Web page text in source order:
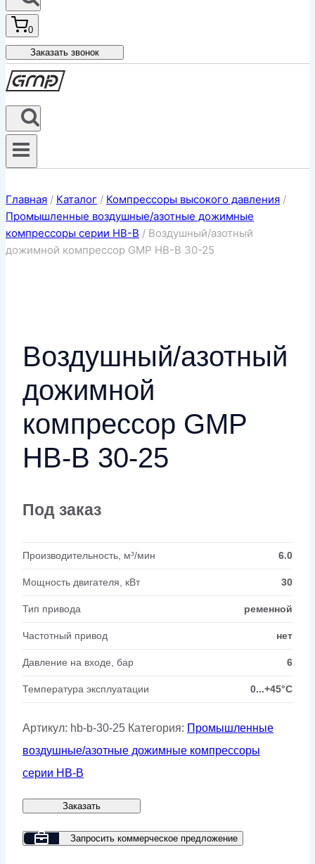
0
Заказать звонок
Главная / Каталог / Компрессоры высокого давления /
Промышленные воздушные/азотные дожимные
компрессоры серии HB-B / Воздушный/азотный
дожимной компрессор GMP HB-B 30-25
Воздушный/азотный
дожимной
компрессор GMP
HB-B 30-25
Под заказ
Производительность, м³/мин 6.0
Мощность двигателя, кВт 30
Тип привода ременной
Частотный привод нет
Давление на входе, бар 6
Температура эксплуатации 0...+45°C
Артикул: hb-b-30-25 Категория: Промышленные
воздушные/азотные дожимные компрессоры
серии HB-B
Заказать
Запросить коммерческое предложение